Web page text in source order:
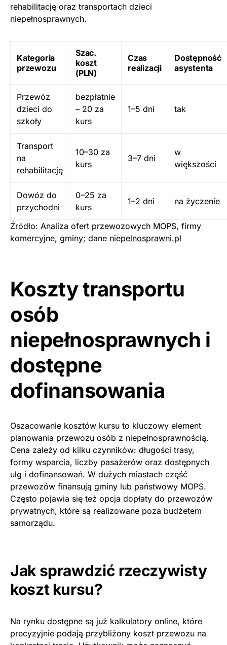
rehabilitację oraz transportach dzieci
niepełnosprawnych.
Kategoria
przewozu
Szac.
koszt
(PLN)
Czas
realizacji
Dostępność
asystenta
Przewóz
dzieci do
szkoły
bezpłatnie
– 20 za
kurs
1–5 dni tak
Transport
na
rehabilitację
10–30 za
kurs
3–7 dni
w
większości
Dowóz do
przychodni
0–25 za
kurs
1–2 dni na życzenie
Źródło: Analiza ofert przewozowych MOPS, firmy
komercyjne, gminy; dane niepelnosprawni.pl
Koszty transportu
osób
niepełnosprawnych i
dostępne
dofinansowania
Oszacowanie kosztów kursu to kluczowy element
planowania przewozu osób z niepełnosprawnością.
Cena zależy od kilku czynników: długości trasy,
formy wsparcia, liczby pasażerów oraz dostępnych
ulg i dofinansowań. W dużych miastach część
przewozów finansują gminy lub państwowy MOPS.
Często pojawia się też opcja dopłaty do przewozów
prywatnych, które są realizowane poza budżetem
samorządu.
Jak sprawdzić rzeczywisty
koszt kursu?
Na rynku dostępne są już kalkulatory online, które
precyzyjnie podają przybliżony koszt przewozu na